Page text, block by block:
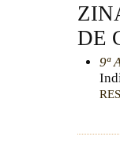
DE
9ª